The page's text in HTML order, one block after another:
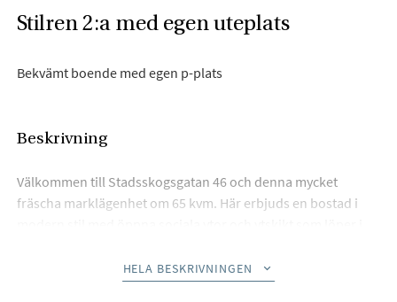
Stilren 2:a med egen uteplats
Bekvämt boende med egen p-plats
Beskrivning
Välkommen till Stadsskogsgatan 46 och denna mycket
fräscha marklägenhet om 65 kvm. Här erbjuds en bostad i
du den stensatta altanen som omges av en skyddande
lövhäck. Köket går i vacker grå nyans med god förvaring.
HELA BESKRIVNINGEN